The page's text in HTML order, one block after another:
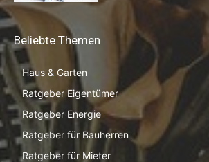
Beliebte Themen
Haus & Garten
Ratgeber Eigentümer
Ratgeber Energie
Ratgeber für Bauherren
Ratgeber für Mieter